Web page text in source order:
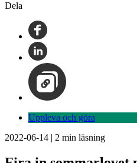
Dela
Uppleva och göra
2022-06-14 | 2 min läsning